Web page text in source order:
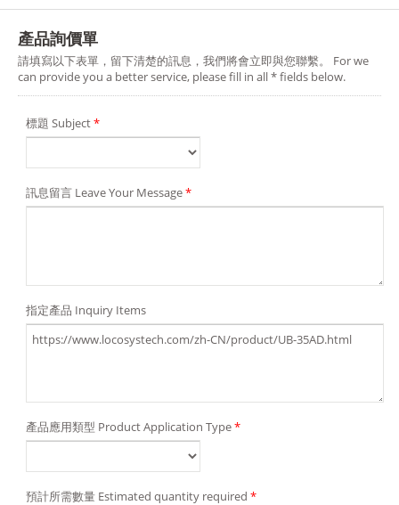
產品詢價單
請填寫以下表單，留下清楚的訊息，我們將會立即與您聯繫。 For we
can provide you a better service, please fill in all * fields below.
標題 Subject*
訊息留言 Leave Your Message*
指定產品 Inquiry Items
產品應用類型 Product Application Type*
預計所需數量 Estimated quantity required *